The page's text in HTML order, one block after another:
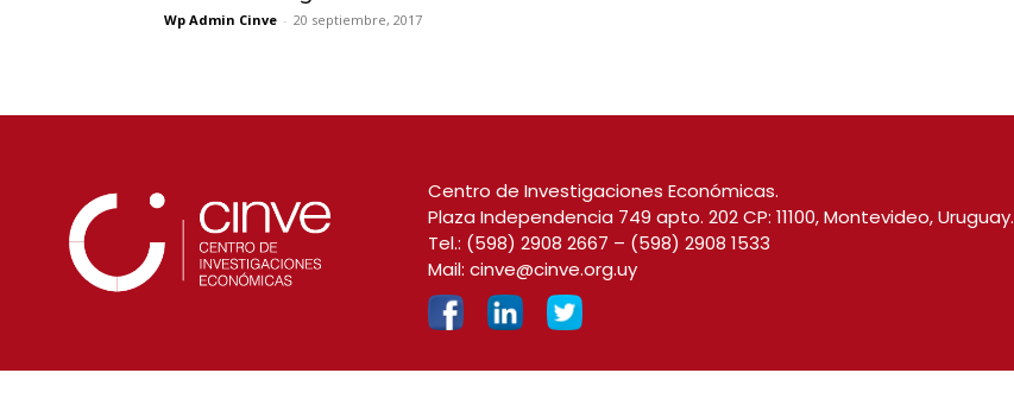
Wp Admin Cinve - 20 septiembre, 2017
Centro de Investigaciones Económicas.
Plaza Independencia 749 apto. 202 CP: 11100, Montevideo, Uruguay.
Tel.: (598) 2908 2667 – (598) 2908 1533
Mail: cinve@cinve.org.uy